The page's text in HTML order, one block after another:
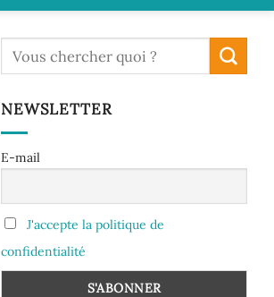
NEWSLETTER
E-mail
J'accepte la politique de
confidentialité